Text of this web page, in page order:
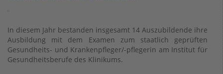
In diesem Jahr bestanden insgesamt 14 Auszubildende ihre
Ausbildung mit dem Examen zum staatlich geprüften
Gesundheits- und Krankenpfleger/-pflegerin am Institut für
Gesundheitsberufe des Klinikums.